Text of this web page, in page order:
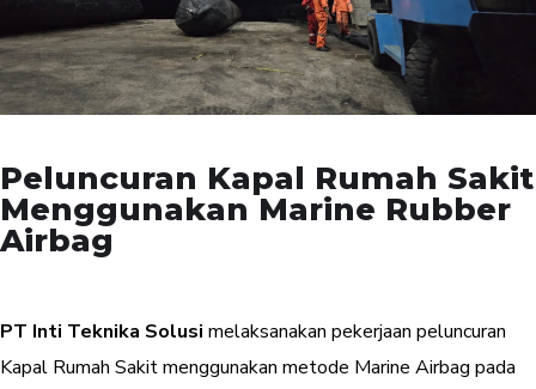
Peluncuran Kapal Rumah Sakit
Menggunakan Marine Rubber
Airbag
PT Inti Teknika Solusi melaksanakan pekerjaan peluncuran
Kapal Rumah Sakit menggunakan metode Marine Airbag pada